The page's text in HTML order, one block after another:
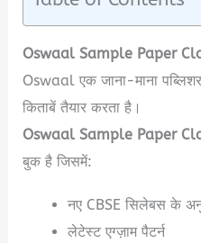
Oswaal Sample Paper
Oswaal एक जाना-माना
किताबें तैयार करता है।
Oswaal Sample Paper
बुक है जिसमें:
नए CBSE सिलेबस के
लेटेस्ट एग्ज़ाम पैटर्न